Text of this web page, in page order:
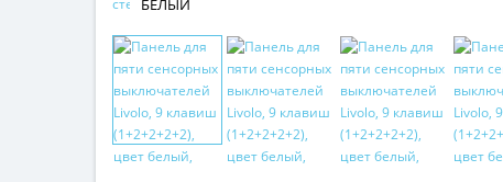
БЕЛЫЙ